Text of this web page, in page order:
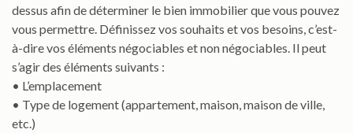
dessus afin de déterminer le bien immobilier que vous pouvez
vous permettre. Définissez vos souhaits et vos besoins, c’est-
à-dire vos éléments négociables et non négociables. Il peut
s’agir des éléments suivants :
• L’emplacement
• Type de logement (appartement, maison, maison de ville,
etc.)